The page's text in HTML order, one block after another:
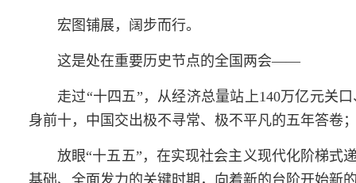
宏图铺展，阔步而行。
这是处在重要历史节点的全国 两会——
走过“十四五”，从经济总量站上140万亿元关
身前十，中国交出极不寻常、极不平凡的五年答卷
放眼“十五五”，在实现社会主义现代化阶梯式
基础、全面发力的关键时期，向着新的台阶开始新